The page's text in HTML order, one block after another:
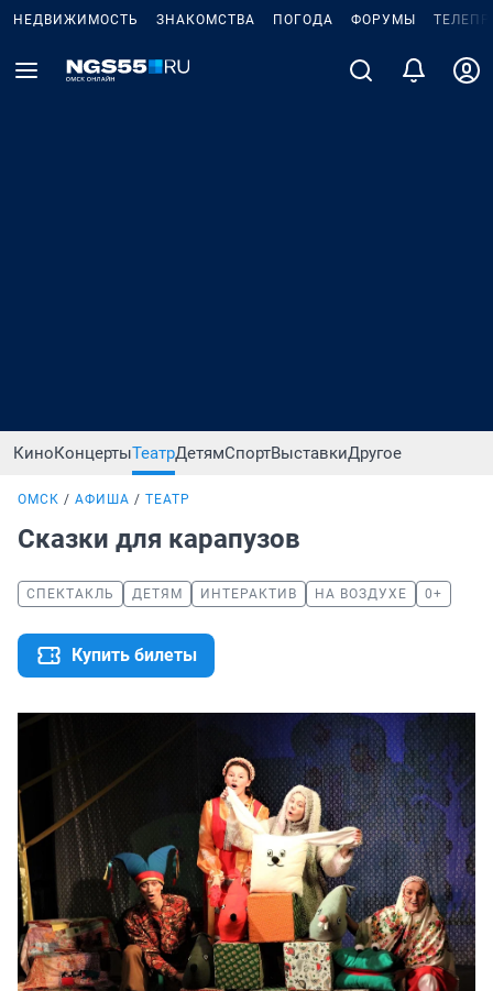
НЕДВИЖИМОСТЬ ЗНАКОМСТВА ПОГОДА ФОРУМЫ
КиноКонцертыТеатрДетямСпортВыставкиДругое
ОМСК АФИША ТЕАТР
Сказки для карапузов
СПЕКТАКЛЬ ДЕТЯМ ИНТЕРАКТИВ НА ВОЗДУХЕ 0+
Купить билеты